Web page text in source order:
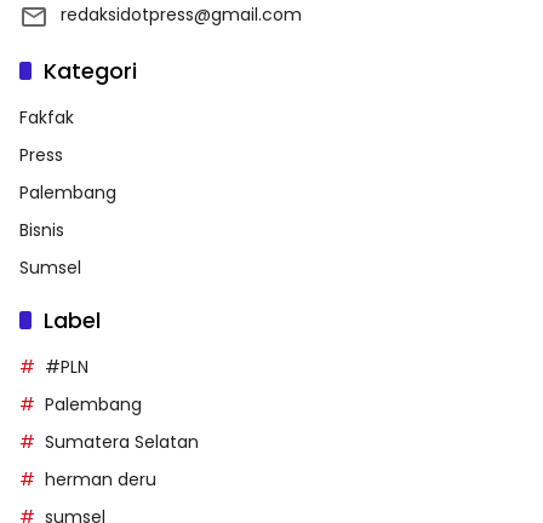
redaksidotpress@gmail.com
Kategori
Fakfak
Press
Palembang
Bisnis
Sumsel
Label
#PLN
Palembang
Sumatera Selatan
herman deru
sumsel